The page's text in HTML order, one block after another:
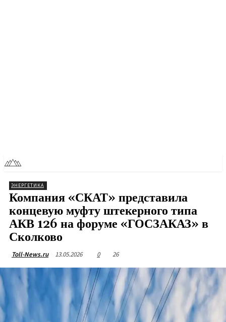
ЭНЕРГЕТИКА
Компания «СКАТ» представила
концевую муфту штекерного типа
АКВ 126 на форуме «ГОСЗАКАЗ» в
Сколково
Toll-News.ru 13.05.2026 0 26